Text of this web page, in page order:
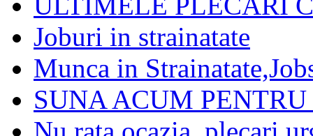
Joburi in strainatate
Munca in
SUNA ACUM